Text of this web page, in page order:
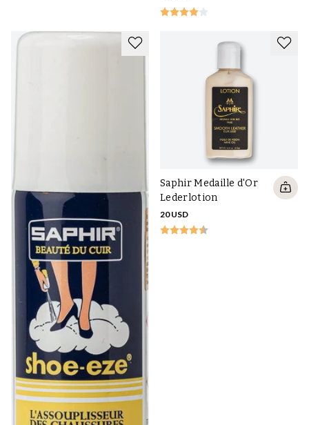
Saphir Medaille d'Or
Lederlotion
20 USD